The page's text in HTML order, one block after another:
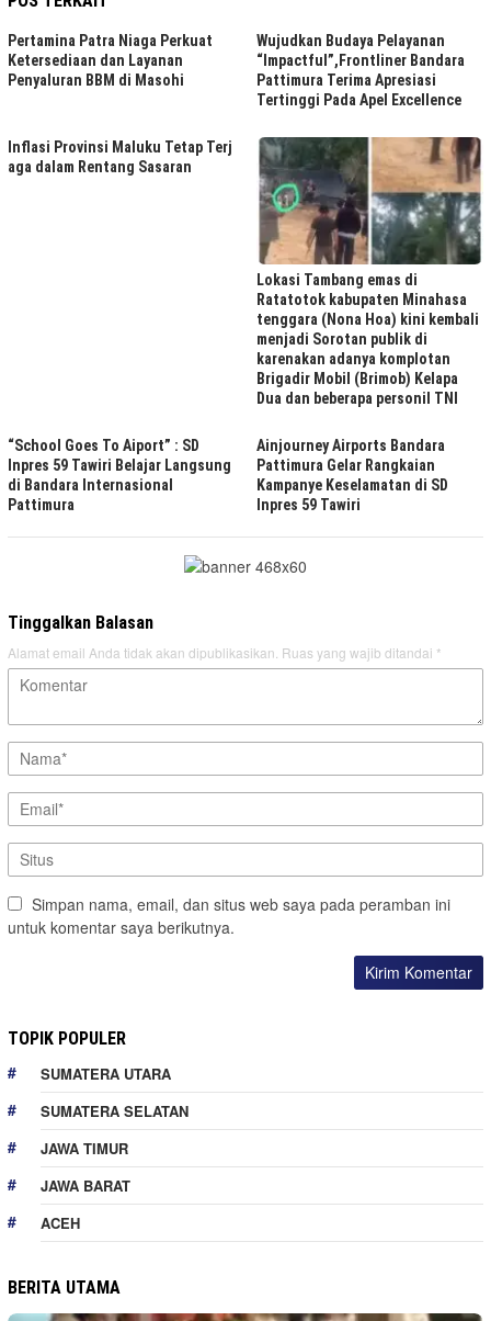
Pertamina Patra Niaga Perkuat
Ketersediaan dan Layanan
Penyaluran BBM di Masohi
Wujudkan Budaya Pelayanan
“Impactful”,Frontliner Bandara
Pattimura Terima Apresiasi
Tertinggi Pada Apel Excellence
Inflasi Provinsi Maluku Tetap Terj
aga dalam Rentang Sasaran
Lokasi Tambang emas di
Ratatotok kabupaten Minahasa
tenggara (Nona Hoa) kini kembali
menjadi Sorotan publik di
karenakan adanya komplotan
Brigadir Mobil (Brimob) Kelapa
Dua dan beberapa personil TNI
“School Goes To Aiport” : SD
Inpres 59 Tawiri Belajar Langsung
di Bandara Internasional
Pattimura
Ainjourney Airports Bandara
Pattimura Gelar Rangkaian
Kampanye Keselamatan di SD
Inpres 59 Tawiri
Tinggalkan Balasan
Alamat email Anda tidak akan dipublikasikan. Ruas yang wajib ditandai *
Simpan nama, email, dan situs web saya pada peramban ini
untuk komentar saya berikutnya.
TOPIK POPULER
SUMATERA UTARA
SUMATERA SELATAN
JAWA TIMUR
JAWA BARAT
ACEH
BERITA UTAMA